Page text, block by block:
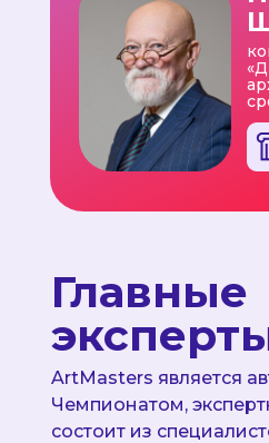
Главные
ArtMasters является
Чемпионатом,
состоит из